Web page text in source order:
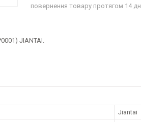
повернення товару протягом 14
JIANTAI.
Jiantai